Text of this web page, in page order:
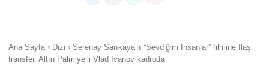
Ana Sayfa › Dizi › Serenay Sarıkaya’lı “Sevdiğim İnsanlar” filmine flaş
transfer, Altın Palmiye’li Vlad Ivanov kadroda